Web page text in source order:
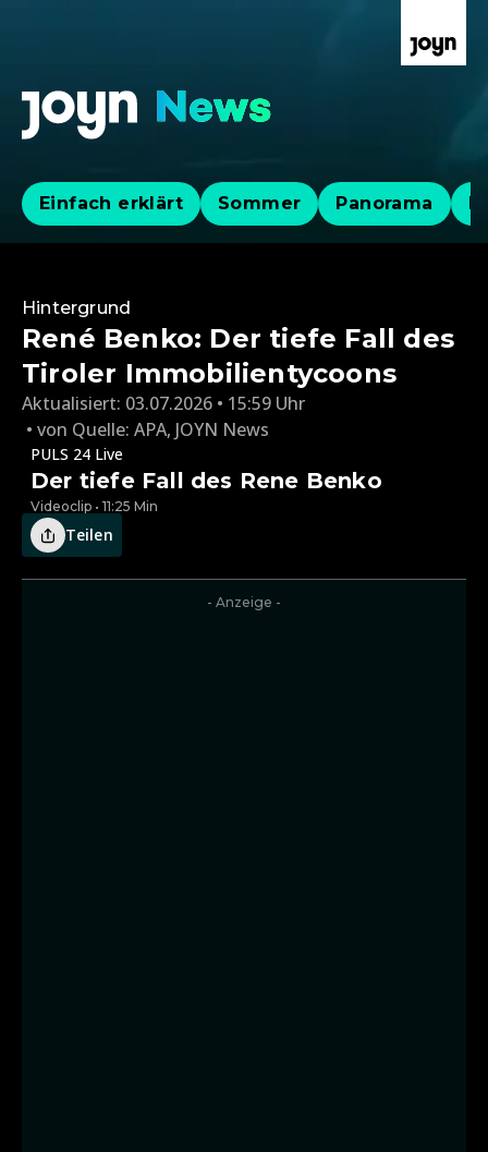
Einfach erklärt Sommer Panorama
Hintergrund
René Benko: Der tiefe Fall des
Tiroler Immobilientycoons
Aktualisiert: 03.07.2026 • 15:59 Uhr
von Quelle: APA, JOYN News
PULS 24 Live
Der tiefe Fall des Rene Benko
Videoclip • 11:25 Min
Teilen
- Anzeige -